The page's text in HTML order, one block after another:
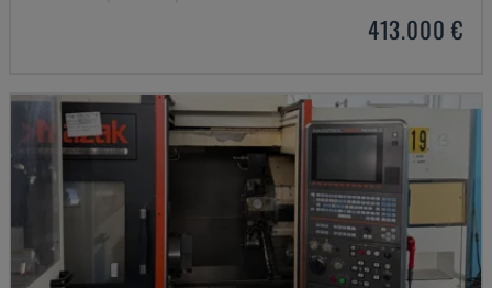
413.000 €